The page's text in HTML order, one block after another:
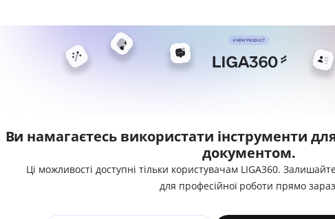
Ви намагаєтесь використати інструменти
документом.
Ці можливості доступні тільки користувачам LIGA360.
для професійної роботи прямо